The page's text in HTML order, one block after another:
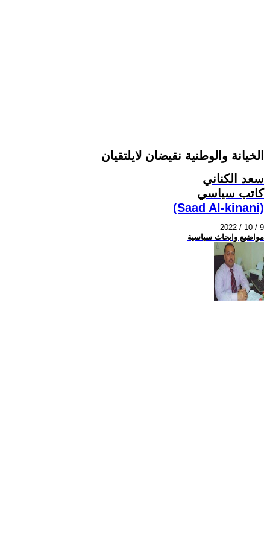
الخيانة والوطنية نقيضان لايلتقيان
سعد الكناني
كاتب سياسي
(Saad Al-kinani)
2022 / 10 / 9
مواضيع وابحاث سياسية